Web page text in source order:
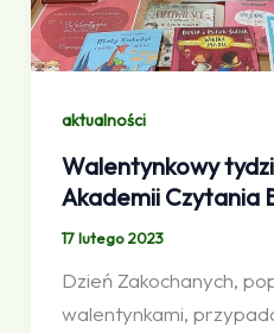
aktualności
Walentynkowy
Akademii Czytania
17 lutego 2023
Dzień Zakochanych,
walentynkami,